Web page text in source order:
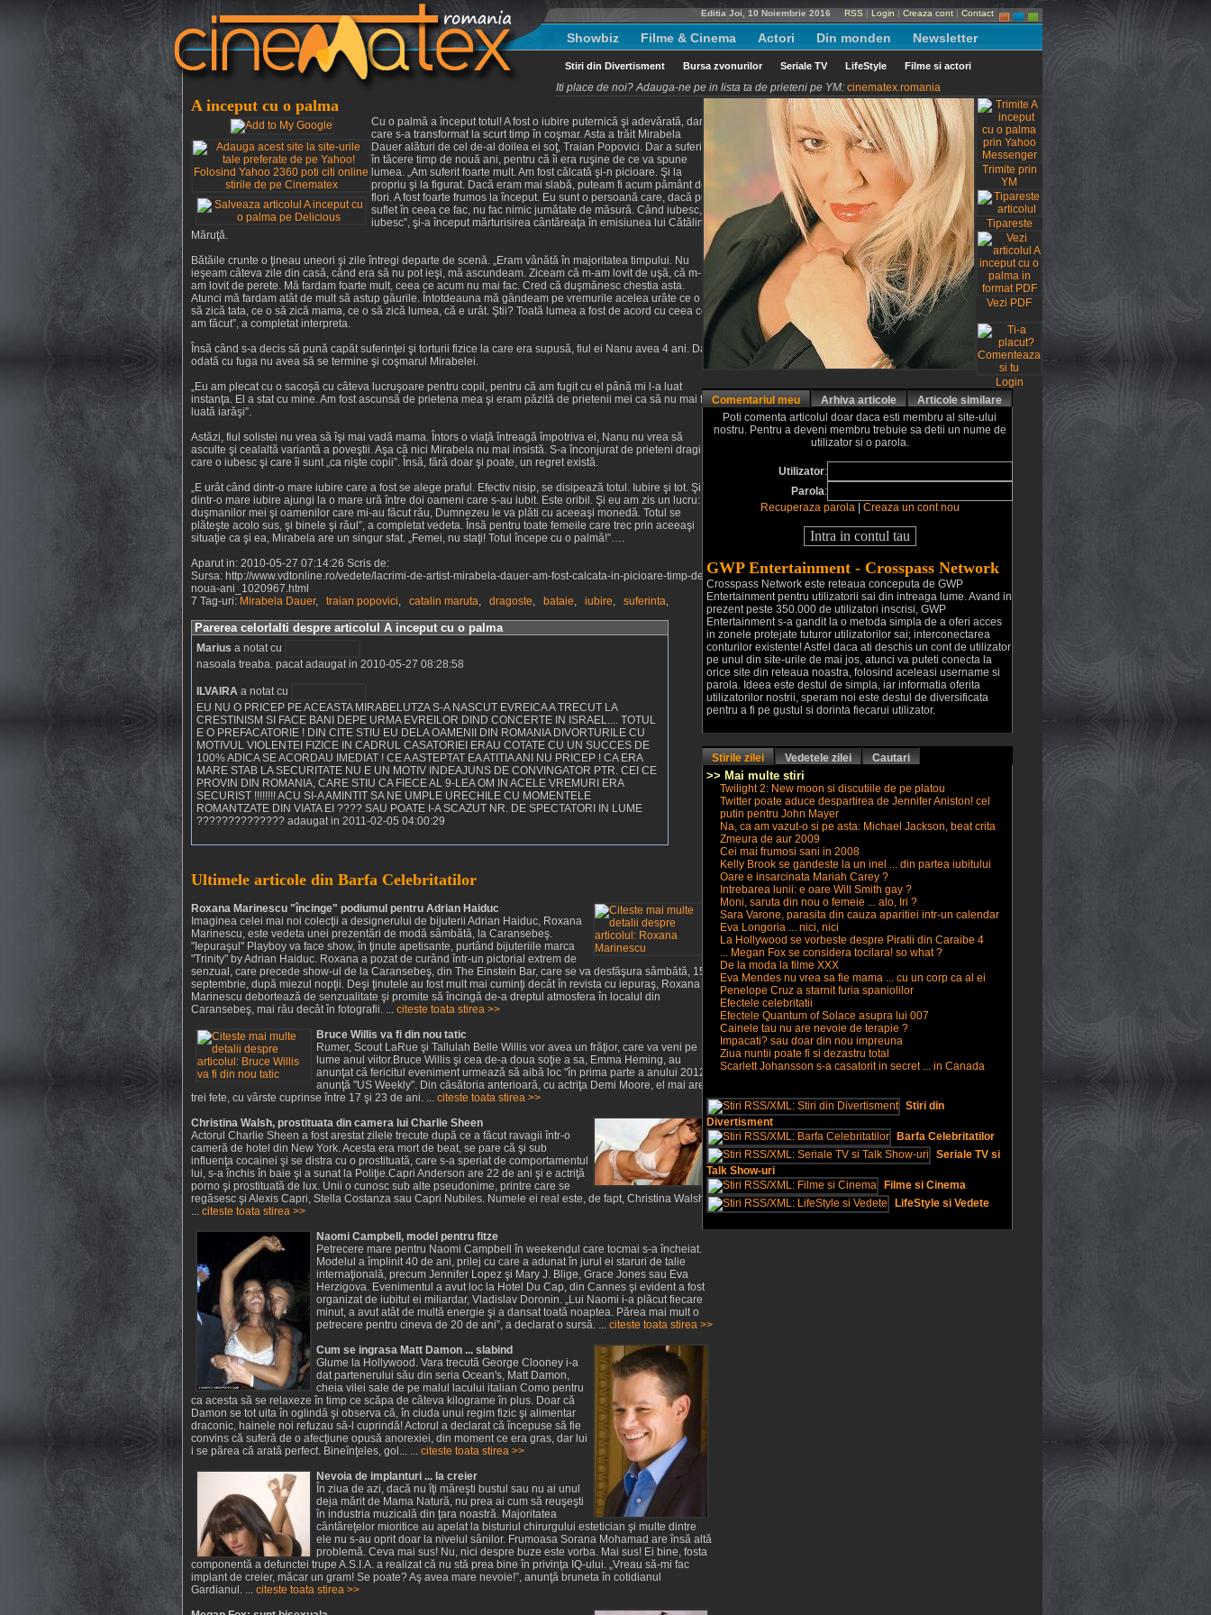
Editia Joi, 10 Noiembrie 2016 RSS | Login | Creaza cont | Contact
Showbiz Filme & Cinema Actori Din monden Newsletter
Stiri din Divertisment Bursa zvonurilor Seriale TV LifeStyle Filme si actori
Iti place de noi? Adauga-ne pe in lista ta de prieteni pe YM: cinematex.romania
A inceput cu o palma
Cu o palmă a început totul! A fost o iubire puternică şi adevărată, dar
care s-a transformat la scurt timp în coşmar. Asta a trăit Mirabela
Dauer alături de cel de-al doilea ei soţ, Traian Popovici. Dar a suferit
în tăcere timp de nouă ani, pentru că îi era ruşine de ce va spune
lumea. „Am suferit foarte mult. Am fost călcată şi-n picioare. Şi la
propriu şi la figurat. Dacă eram mai slabă, puteam fi acum pământ de
flori. A fost foarte frumos la început. Eu sunt o persoană care, dacă pun
suflet în ceea ce fac, nu fac nimic jumătate de măsură. Când iubesc,
iubesc”, şi-a început mărturisirea cântăreaţa în emisiunea lui Cătălin
Măruţă.
Bătăile crunte o ţineau uneori şi zile întregi departe de scenă. „Eram vânătă în majoritatea timpului. Nu
ieşeam câteva zile din casă, când era să nu pot ieşi, mă ascundeam. Ziceam că m-am lovit de uşă, că m-
am lovit de perete. Mă fardam foarte mult, ceea ce acum nu mai fac. Cred că duşmănesc chestia asta.
Atunci mă fardam atât de mult să astup găurile. Întotdeauna mă gândeam pe vremurile acelea urâte ce o
să zică tata, ce o să zică mama, ce o să zică lumea, că e urât. Ştii? Toată lumea a fost de acord cu ceea ce
am făcut”, a completat interpreta.
Însă când s-a decis să pună capăt suferinţei şi torturii fizice la care era supusă, fiul ei Nanu avea 4 ani. Dar
odată cu fuga nu avea să se termine şi coşmarul Mirabelei.
„Eu am plecat cu o sacoşă cu câteva lucruşoare pentru copil, pentru că am fugit cu el până mi l-a luat
instanţa. El a stat cu mine. Am fost ascunsă de prietena mea şi eram păzită de prietenii mei ca să nu mai fiu
luată iarăşi”.
Astăzi, fiul solistei nu vrea să îşi mai vadă mama. Întors o viaţă întreagă împotriva ei, Nanu nu vrea să
asculte şi cealaltă variantă a poveştii. Aşa că nici Mirabela nu mai insistă. S-a înconjurat de prieteni dragi
care o iubesc şi care îi sunt „ca nişte copii”. Însă, fără doar şi poate, un regret există.
„E urât când dintr-o mare iubire care a fost se alege praful. Efectiv nisip, se disipează totul. Iubire şi tot. Şi
dintr-o mare iubire ajungi la o mare ură între doi oameni care s-au iubit. Este oribil. Şi eu am zis un lucru:
duşmanilor mei şi oamenilor care mi-au făcut rău, Dumnezeu le va plăti cu aceeaşi monedă. Totul se
plăteşte acolo sus, şi binele şi răul”, a completat vedeta. Însă pentru toate femeile care trec prin aceeaşi
situaţie ca şi ea, Mirabela are un singur sfat. „Femei, nu staţi! Totul începe cu o palmă!”….
Aparut in: 2010-05-27 07:14:26 Scris de:
Sursa: http://www.vdtonline.ro/vedete/lacrimi-de-artist-mirabela-dauer-am-fost-calcata-in-picioare-timp-de-
noua-ani_1020967.html
7 Tag-uri: Mirabela Dauer, traian popovici, catalin maruta, dragoste, bataie, iubire, suferinta,
Parerea celorlalti despre articolul A inceput cu o palma
Marius a notat cu
nasoala treaba. pacat adaugat in 2010-05-27 08:28:58
ILVAIRA a notat cu
EU NU O PRICEP PE ACEASTA MIRABELUTZA S-A NASCUT EVREICA A TRECUT LA
CRESTINISM SI FACE BANI DEPE URMA EVREILOR DIND CONCERTE IN ISRAEL.... TOTUL
E O PREFACATORIE ! DIN CITE STIU EU DELA OAMENII DIN ROMANIA DIVORTURILE CU
MOTIVUL VIOLENTEI FIZICE IN CADRUL CASATORIEI ERAU COTATE CU UN SUCCES DE
100% ADICA SE ACORDAU IMEDIAT ! CE A ASTEPTAT EA ATITIA ANI NU PRICEP ! CA ERA
MARE STAB LA SECURITATE NU E UN MOTIV INDEAJUNS DE CONVINGATOR PTR. CEI CE
PROVIN DIN ROMANIA, CARE STIU CA FIECE AL 9-LEA OM IN ACELE VREMURI ERA
SECURIST !!!!!!!! ACU SI-A AMINTIT SA NE UMPLE URECHILE CU MOMENTELE
ROMANTZATE DIN VIATA EI ???? SAU POATE I-A SCAZUT NR. DE SPECTATORI IN LUME
?????????????? adaugat in 2011-02-05 04:00:29
Ultimele articole din Barfa Celebritatilor
Roxana Marinescu "încinge" podiumul pentru Adrian Haiduc
Imaginea celei mai noi colecţii a designerului de bijuterii Adrian Haiduc, Roxana
Marinescu, este vedeta unei prezentări de modă sâmbătă, la Caransebeş.
"Iepuraşul" Playboy va face show, în ţinute apetisante, purtând bijuteriile marca
"Trinity" by Adrian Haiduc. Roxana a pozat de curând într-un pictorial extrem de
senzual, care precede show-ul de la Caransebeş, din The Einstein Bar, care se va desfăşura sâmbătă, 15
septembrie, după miezul nopţii. Deşi ţinutele au fost mult mai cuminţi decât în revista cu iepuraş, Roxana
Marinescu debortează de senzualitate şi promite să încingă de-a dreptul atmosfera în localul din
Caransebeş, mai rău decât în fotografii. ... citeste toata stirea >>
Bruce Willis va fi din nou tatic
Rumer, Scout LaRue şi Tallulah Belle Willis vor avea un frăţior, care va veni pe
lume anul viitor.Bruce Willis şi cea de-a doua soţie a sa, Emma Heming, au
anunţat că fericitul eveniment urmează să aibă loc "în prima parte a anului 2012",
anunţă "US Weekly". Din căsătoria anterioară, cu actriţa Demi Moore, el mai are
trei fete, cu vârste cuprinse între 17 şi 23 de ani. ... citeste toata stirea >>
Christina Walsh, prostituata din camera lui Charlie Sheen
Actorul Charlie Sheen a fost arestat zilele trecute după ce a făcut ravagii într-o
cameră de hotel din New York. Acesta era mort de beat, se pare că şi sub
influenţa cocainei şi se distra cu o prostituată, care s-a speriat de comportamentul
lui, s-a închis în baie şi a sunat la Poliţie.Capri Anderson are 22 de ani şi e actriţă
porno şi prostituată de lux. Unii o cunosc sub alte pseudonime, printre care se
regăsesc şi Alexis Capri, Stella Costanza sau Capri Nubiles. Numele ei real este, de fapt, Christina Walsh.
... citeste toata stirea >>
Naomi Campbell, model pentru fitze
Petrecere mare pentru Naomi Campbell în weekendul care tocmai s-a încheiat.
Modelul a împlinit 40 de ani, prilej cu care a adunat în jurul ei staruri de talie
internaţională, precum Jennifer Lopez şi Mary J. Blige, Grace Jones sau Eva
Herzigova. Evenimentul a avut loc la Hotel Du Cap, din Cannes şi evident a fost
organizat de iubitul ei miliardar, Vladislav Doronin. „Lui Naomi i-a plăcut fiecare
minut, a avut atât de multă energie şi a dansat toată noaptea. Părea mai mult o
petrecere pentru cineva de 20 de ani”, a declarat o sursă. ... citeste toata stirea >>
Cum se ingrasa Matt Damon ... slabind
Glume la Hollywood. Vara trecută George Clooney i-a
dat partenerului său din seria Ocean's, Matt Damon,
cheia vilei sale de pe malul lacului italian Como pentru
ca acesta să se relaxeze în timp ce scăpa de câteva kilograme în plus. Doar că
Damon se tot uita în oglindă şi observa că, în ciuda unui regim fizic şi alimentar
draconic, hainele noi refuzau să-l cuprindă! Actorul a declarat că începuse să fie
convins că suferă de o afecţiune opusă anorexiei, din moment ce era gras, dar lui
i se părea că arată perfect. Bineînţeles, gol... ... citeste toata stirea >>
Nevoia de implanturi ... la creier
În ziua de azi, dacă nu îţi măreşti bustul sau nu ai unul
deja mărit de Mama Natură, nu prea ai cum să reuşeşti
în industria muzicală din ţara noastră. Majoritatea
cântăreţelor mioritice au apelat la bisturiul chirurgului estetician şi multe dintre
ele nu s-au oprit doar la nivelul sânilor. Frumoasa Sorana Mohamad are însă altă
problemă. Ceva mai sus! Nu, nici despre buze este vorba. Mai sus! Ei bine, fosta
componentă a defunctei trupe A.S.I.A. a realizat că nu stă prea bine în privinţa IQ-ului. „Vreau să-mi fac
implant de creier, măcar un gram! Se poate? Aş avea mare nevoie!”, anunţă bruneta în cotidianul
Gardianul. ... citeste toata stirea >>
Trimite prin
YM
Tipareste
Vezi PDF
Login
Comentariul meu
Arhiva articole
Articole similare
Poti comenta articolul doar daca esti membru al site-ului
nostru. Pentru a deveni membru trebuie sa detii un nume de
utilizator si o parola.
Utilizator:
Parola:
Recuperaza parola| Creaza un cont nou
GWP Entertainment - Crosspass Network
Crosspass Network este reteaua conceputa de GWP
Entertainment pentru utilizatorii sai din intreaga lume. Avand in
prezent peste 350.000 de utilizatori inscrisi, GWP
Entertainment s-a gandit la o metoda simpla de a oferi acces
in zonele protejate tuturor utilizatorilor sai; interconectarea
conturilor existente! Astfel daca ati deschis un cont de utilizator
pe unul din site-urile de mai jos, atunci va puteti conecta la
orice site din reteaua noastra, folosind aceleasi username si
parola. Ideea este destul de simpla, iar informatia oferita
utilizatorilor nostrii, speram noi este destul de diversificata
pentru a fi pe gustul si dorinta fiecarui utilizator.
Stirile zilei Vedetele zilei Cautari
>> Mai multe stiri
Twilight 2: New moon si discutiile de pe platou
Twitter poate aduce despartirea de Jennifer Aniston! cel
putin pentru John Mayer
Na, ca am vazut-o si pe asta: Michael Jackson, beat crita
Zmeura de aur 2009
Cei mai frumosi sani in 2008
Kelly Brook se gandeste la un inel ... din partea iubitului
Oare e insarcinata Mariah Carey ?
Intrebarea lunii: e oare Will Smith gay ?
Moni, saruta din nou o femeie ... alo, Iri ?
Sara Varone, parasita din cauza aparitiei intr-un calendar
Eva Longoria ... nici, nici
La Hollywood se vorbeste despre Piratii din Caraibe 4
... Megan Fox se considera tocilara! so what ?
De la moda la filme XXX
Eva Mendes nu vrea sa fie mama ... cu un corp ca al ei
Penelope Cruz a starnit furia spaniolilor
Efectele celebritatii
Efectele Quantum of Solace asupra lui 007
Cainele tau nu are nevoie de terapie ?
Impacati? sau doar din nou impreuna
Ziua nuntii poate fi si dezastru total
Scarlett Johansson s-a casatorit in secret ... in Canada
Stiri din
Divertisment
Barfa Celebritatilor
Seriale TV si
Talk Show-uri
Filme si Cinema
LifeStyle si Vedete